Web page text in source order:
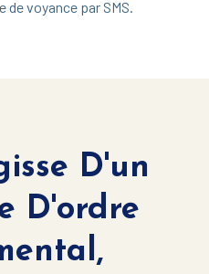
voyance par SMS.
D'un
D'ordre